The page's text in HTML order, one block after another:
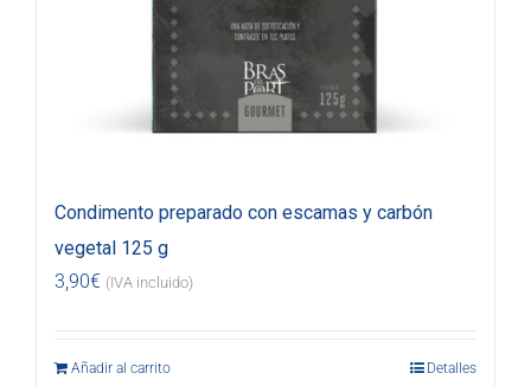
Condimento preparado con escamas y carbón
vegetal 125 g
3,90€ (IVA incluido)
Añadir al carrito Detalles